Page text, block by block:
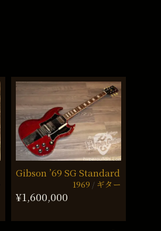
Gibson ’69 SG Standard
1969 ギター
¥1,600,000